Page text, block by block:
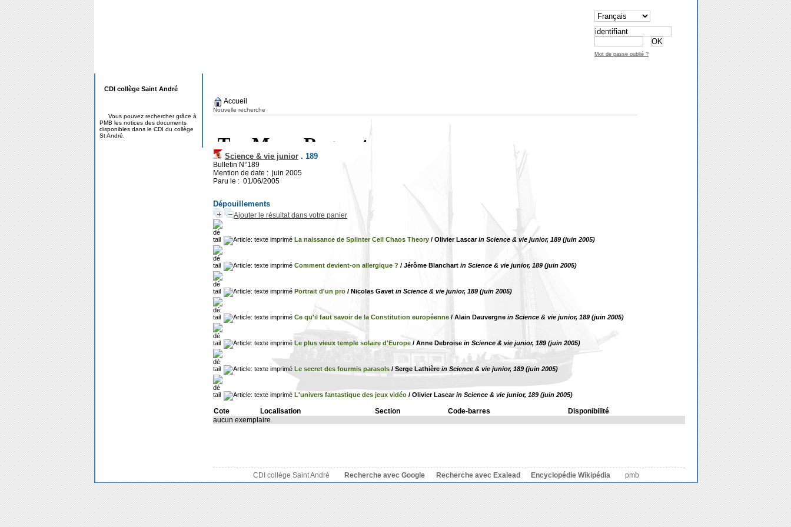
Accueil
Nouvelle recherche
Science & vie junior . 189
Bulletin N°189
Mention de date : juin 2005
Paru le : 01/06/2005
Dépouillements
Ajouter le résultat dans votre panier
La naissance de Splinter Cell Chaos Theory / Olivier Lascarin Science & vie junior, 189 (juin 2005)
Comment devient-on allergique ? / Jérôme Blanchart in Science & vie junior, 189 (juin 2005)
Portrait d'un pro / Nicolas Gavet in Science & vie junior, 189 (juin 2005)
Ce qu'il faut savoir de la Constitution européenne / Alain Dauvergne in Science & vie junior, 189 (juin 2005)
Le plus vieux temple solaire d'Europe / Anne Debroise in Science & vie junior, 189 (juin 2005)
Le secret des fourmis parasols / Serge Lathière in Science & vie junior, 189 (juin 2005)
L'univers fantastique des jeux vidéo / Olivier Lascarin Science & vie junior, 189 (juin 2005)
Cote Localisation Section Code-barres
Disponibilité
aucun exemplaire
CDI collège Saint André Recherche avec Google Recherche avec Exalead Encyclopédie Wikipédia pmb
CDI collège Saint André
Vous pouvez rechercher grâce à
PMB les notices des documents
disponibles dans le CDI du collège
St André.
Mot de passe oublié ?